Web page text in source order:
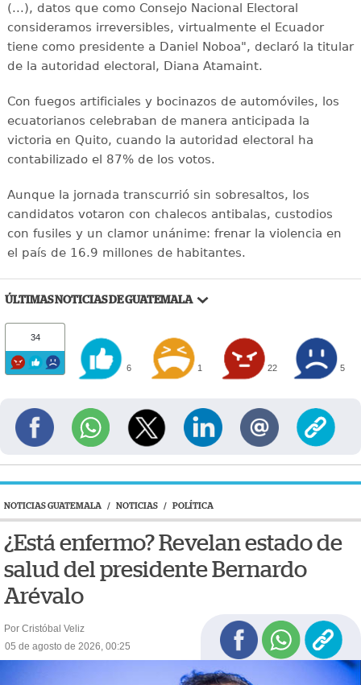
(...), datos que como Consejo Nacional Electoral
consideramos irreversibles, virtualmente el Ecuador
tiene como presidente a Daniel Noboa", declaró la titular
de la autoridad electoral, Diana Atamaint.
Con fuegos artificiales y bocinazos de automóviles, los
ecuatorianos celebraban de manera anticipada la
victoria en Quito, cuando la autoridad electoral ha
contabilizado el 87% de los votos.
Aunque la jornada transcurrió sin sobresaltos, los
candidatos votaron con chalecos antibalas, custodios
con fusiles y un clamor unánime: frenar la violencia en
el país de 16.9 millones de habitantes.
ÚLTIMAS NOTICIAS DE GUATEMALA
34
6 1 22 5
NOTICIAS GUATEMALA / NOTICIAS / POLÍTICA
¿Está enfermo? Revelan estado de
salud del presidente Bernardo
Arévalo
Por Cristóbal Veliz
05 de agosto de 2026, 00:25